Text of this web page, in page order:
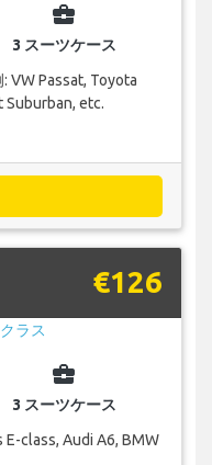
business_center
3 スーツケース
VW Passat, Toyota
Suburban, etc.
€126
business_center
3 スーツケース
class, Audi A6, BMW